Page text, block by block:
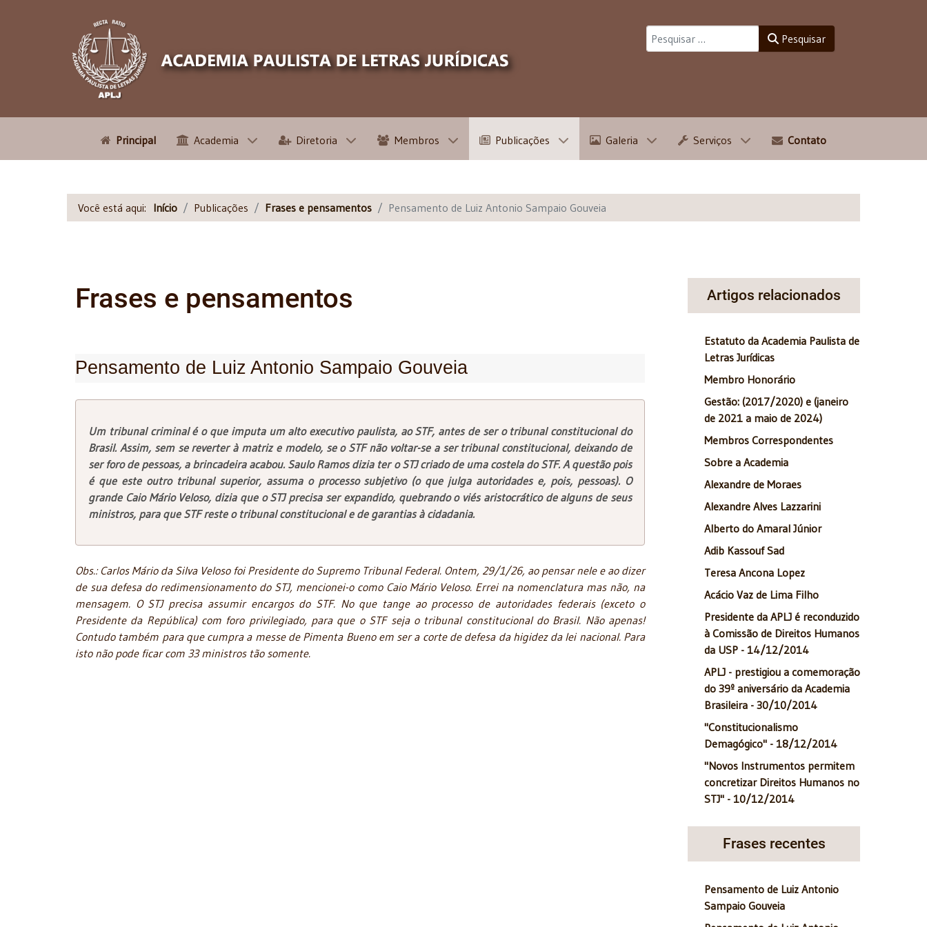
Pesquisar
Principal Academia Diretoria Membros Publicações Galeria Serviços Contato
Você está aqui: Início Publicações Frases e pensamentos Pensamento de Luiz Antonio Sampaio Gouveia
Frases e pensamentos
Pensamento de Luiz Antonio Sampaio Gouveia
Um tribunal criminal é o que imputa um alto executivo paulista, ao STF, antes de ser o tribunal constitucional do
Brasil. Assim, sem se reverter à matriz e modelo, se o STF não voltar-se a ser tribunal constitucional, deixando de
ser foro de pessoas, a brincadeira acabou. Saulo Ramos dizia ter o STJ criado de uma costela do STF. A questão pois
é que este outro tribunal superior, assuma o processo subjetivo (o que julga autoridades e, pois, pessoas). O
grande Caio Mário Veloso, dizia que o STJ precisa ser expandido, quebrando o viés aristocrático de alguns de seus
ministros, para que STF reste o tribunal constitucional e de garantias à cidadania.
Obs.: Carlos Mário da Silva Veloso foi Presidente do Supremo Tribunal Federal. Ontem, 29/1/26, ao pensar nele e ao dizer
de sua defesa do redimensionamento do STJ, mencionei-o como Caio Mário Veloso. Errei na nomenclatura mas não, na
mensagem. O STJ precisa assumir encargos do STF. No que tange ao processo de autoridades federais (exceto o
Presidente da República) com foro privilegiado, para que o STF seja o tribunal constitucional do Brasil. Não apenas!
Contudo também para que cumpra a messe de Pimenta Bueno em ser a corte de defesa da higidez da lei nacional. Para
isto não pode ficar com 33 ministros tão somente.
Artigos relacionados
Estatuto da Academia Paulista de
Letras Jurídicas
Membro Honorário
Gestão: (2017/2020) e (janeiro
de 2021 a maio de 2024)
Membros Correspondentes
Sobre a Academia
Alexandre de Moraes
Alexandre Alves Lazzarini
Alberto do Amaral Júnior
Adib Kassouf Sad
Teresa Ancona Lopez
Acácio Vaz de Lima Filho
Presidente da APLJ é reconduzido
à Comissão de Direitos Humanos
da USP - 14/12/2014
APLJ - prestigiou a comemoração
do 39º aniversário da Academia
Brasileira - 30/10/2014
"Constitucionalismo
Demagógico" - 18/12/2014
"Novos Instrumentos permitem
concretizar Direitos Humanos no
STJ" - 10/12/2014
Frases recentes
Pensamento de Luiz Antonio
Sampaio Gouveia